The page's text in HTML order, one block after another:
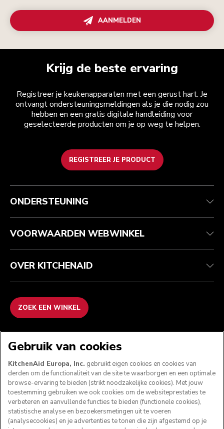
AANMELDEN
Krijg de beste ervaring
Registreer je keukenapparaten met een gerust hart. Je
ontvangt ondersteuningsmeldingen als je die nodig zou
hebben en een gratis digitale handleiding voor
geselecteerde producten om je op weg te helpen.
REGISTREER JE PRODUCT
Health check
Je bestelling volgen
Garantie en documenten
Veelgestelde vragen
Algemene voorwaarden
Retournering en terugbetaling
Imprint
ODR
Het merk
Zoek een winkel
ONDERSTEUNING
VOORWAARDEN WEBWINKEL
OVER KITCHENAID
ZOEK EEN WINKEL
VOLG ONS
Gebruik van cookies
KitchenAid Europa, Inc. gebruikt eigen cookies en cookies van
derden om de functionaliteit van de site te waarborgen en een optimale
browse-ervaring te bieden (strikt noodzakelijke cookies). Met jouw
toestemming gebruiken we ook cookies om de websiteprestaties te
verbeteren en aanvullende functies te bieden (functionele cookies),
statistische analyse en bezoekersmetingen uit te voeren
(analysecookies) en je advertenties te tonen die zijn afgestemd op je